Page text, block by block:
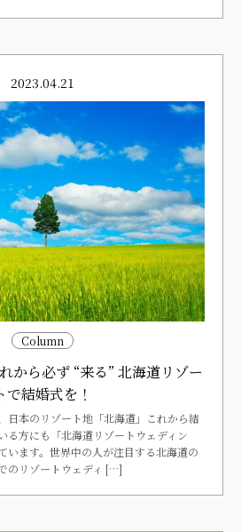
2023.04.21
Column
から必ず “来る” 北海道リゾー
で結婚式を！
日本のリゾート地「北海道」これから結
る方にも「北海道リゾートウェディン
います。世界中の人が注目する北海道の
のリゾートウェディ […]